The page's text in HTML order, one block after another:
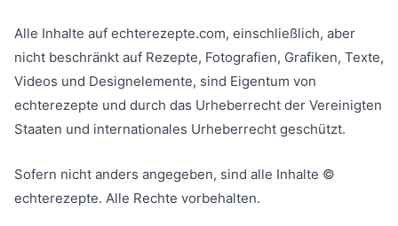
Alle Inhalte auf echterezepte.com, einschließlich, aber
nicht beschränkt auf Rezepte, Fotografien, Grafiken, Texte,
Videos und Designelemente, sind Eigentum von
echterezepte und durch das Urheberrecht der Vereinigten
Staaten und internationales Urheberrecht geschützt.
Sofern nicht anders angegeben, sind alle Inhalte ©
echterezepte. Alle Rechte vorbehalten.